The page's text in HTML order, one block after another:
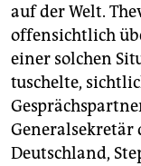
auf der Welt.
offensichtlich
einer solchen
tuschelte,
Generalsekretär
Deutschland,